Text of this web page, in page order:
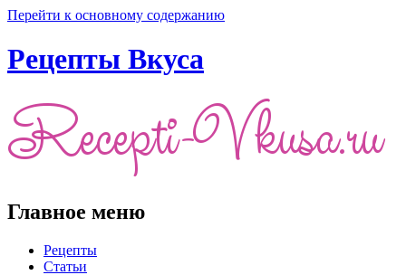
Перейти к основному содержанию
Рецепты Вкуса
Главное меню
Рецепты
Статьи